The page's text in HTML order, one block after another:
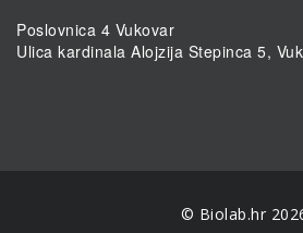
Poslovnica 4 Vukovar
Ulica kardinala Alojzija Stepinca 5,
© Biolab.hr